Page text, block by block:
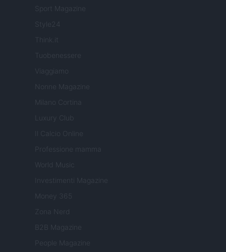
Sport Magazine
Style24
Think.it
Tuobenessere
Viaggiamo
Nonne Magazine
Milano Cortina
Luxury Club
Il Calcio Online
Professione mamma
World Music
Investimenti Magazine
Money 365
Zona Nerd
B2B Magazine
People Magazine